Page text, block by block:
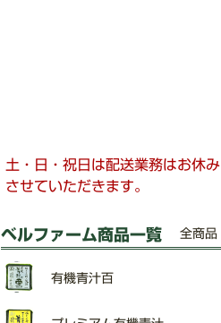
土・日・祝日は配送業務はお休み
させていただきます。
ベルファーム商品一覧 全商品
有機青汁百